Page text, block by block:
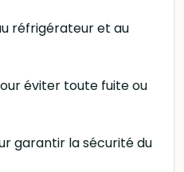
réfrigérateur et au
éviter toute fuite ou
garantir la sécurité du